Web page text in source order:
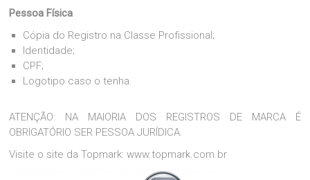
Pessoa Física
Cópia do Registro na Classe Profissional;
Identidade;
CPF;
Logotipo caso o tenha.
ATENÇÃO: NA MAIORIA DOS REGISTROS DE MARCA É
OBRIGATÓRIO SER PESSOA JURÍDICA.
Visite o site da Topmark: www.topmark.com.br